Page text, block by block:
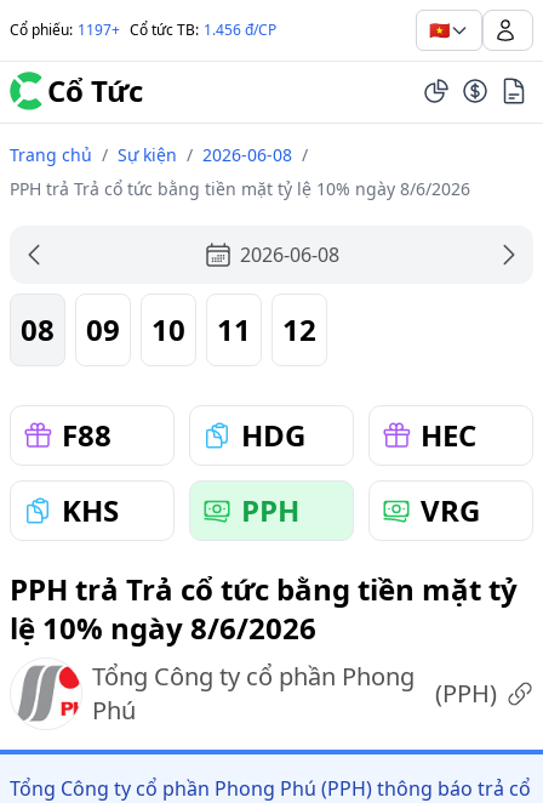
Cổ phiếu: 1197+ Cổ tức TB: 1.456 đ/CP 🇻🇳
Cổ Tức
Trang chủ / Sự kiện / 2026-06-08 /
PPH trả Trả cổ tức bằng tiền mặt tỷ lệ 10% ngày 8/6/2026
2026-06-08
08 09 10 11 12
F88 HDG
HEC
KHS
PPH
VRG
PPH trả Trả cổ tức bằng tiền mặt tỷ
lệ 10% ngày 8/6/2026
Tổng Công ty cổ phần Phong
Phú
(PPH)
Tổng Công ty cổ phần Phong Phú (PPH) thông báo trả cổ